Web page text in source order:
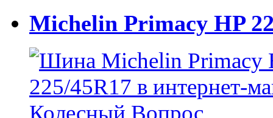
Michelin Primacy HP